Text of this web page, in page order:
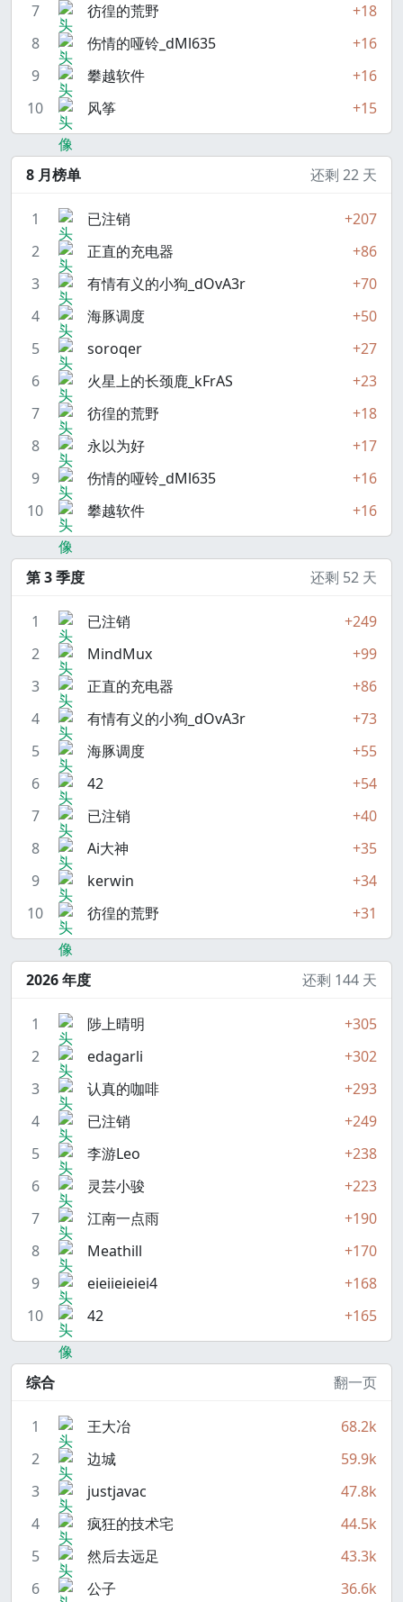
7
彷徨的荒野
+18
8
伤情的哑铃_dMl635
+16
9
攀越软件
+16
10
风筝 +15
8 月榜单 还剩 22 天
1 已注销
+207
2
正直的充电器
+86
3
有情有义的小狗_dOvA3r
+70
4
海豚调度
+50
5
soroqer
+27
6
火星上的长颈鹿_kFrAS
+23
7
彷徨的荒野
+18
8
永以为好
+17
9
伤情的哑铃_dMl635
+16
10
攀越软件 +16
第 3 季度 还剩 52 天
1 已注销
+249
2
MindMux
+99
3
正直的充电器
+86
4
有情有义的小狗_dOvA3r
+73
5
海豚调度
+55
6
42
+54
7
已注销
+40
8
Ai大神
+35
9
kerwin
+34
10
彷徨的荒野 +31
2026 年度 还剩 144 天
1 陟上晴明
+305
2
edagarli
+302
3
认真的咖啡
+293
4
已注销
+249
5
李游Leo
+238
6
灵芸小骏
+223
7
江南一点雨
+190
8
Meathill
+170
9
eieiieieiei4
+168
10
42 +165
综合 翻一页
1 王大冶
68.2k
2
边城
59.9k
3
justjavac
47.8k
4
疯狂的技术宅
44.5k
5
然后去远足
43.3k
6
公子 36.6k